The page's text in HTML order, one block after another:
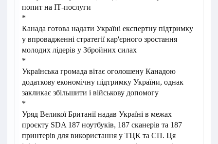
попит на ІТ-послуги
*
Канада готова надати Україні експертну підтримку
у впровадженні стратегії кар'єрного зростання
молодих лідерів у Збройних силах
*
Українська громада вітає оголошену Канадою
додаткову економічну підтримку України, однак
закликає збільшити і військову допомогу
*
Уряд Великої Британії надав Україні в межах
проєкту SDA 187 ноутбуків, 187 сканерів та 187
принтерів для використання у ТЦК та СП. Ця